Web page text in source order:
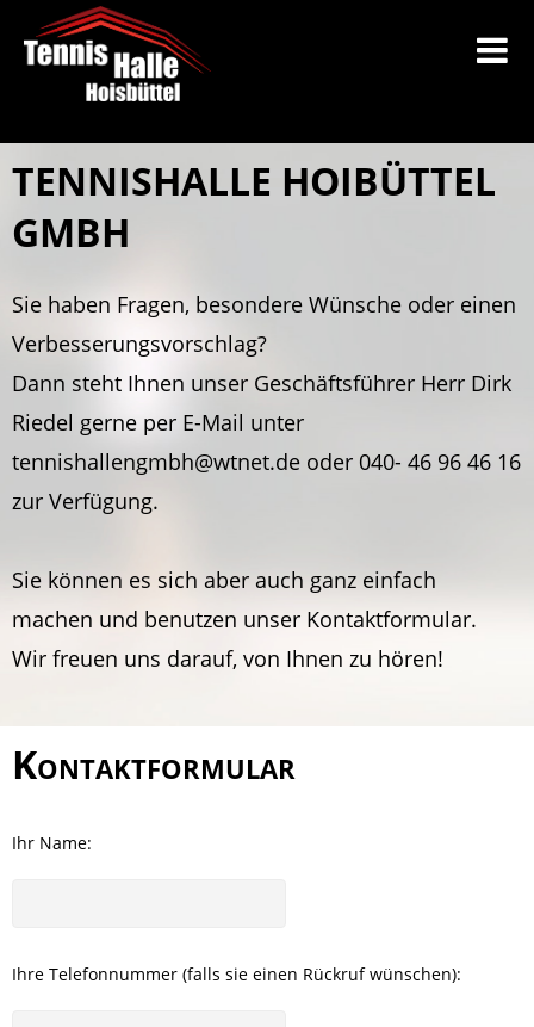
TENNISHALLE HOIBÜTTEL
GMBH
Sie haben Fragen, besondere Wünsche oder einen
Verbesserungsvorschlag?
Dann steht Ihnen unser Geschäftsführer Herr Dirk
Riedel gerne per E-Mail unter
tennishallengmbh@wtnet.de oder 040- 46 96 46 16
zur Verfügung.
Sie können es sich aber auch ganz einfach
machen und benutzen unser Kontaktformular.
Wir freuen uns darauf, von Ihnen zu hören!
Kontaktformular
Ihr Name:
Ihre Telefonnummer (falls sie einen Rückruf wünschen):